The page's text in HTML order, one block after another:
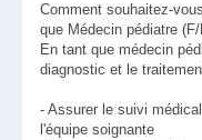
Comment souhaitez-
que Médecin pédiatre
En tant que médecin
diagnostic et le
- Assurer le suivi
l'équipe soignante